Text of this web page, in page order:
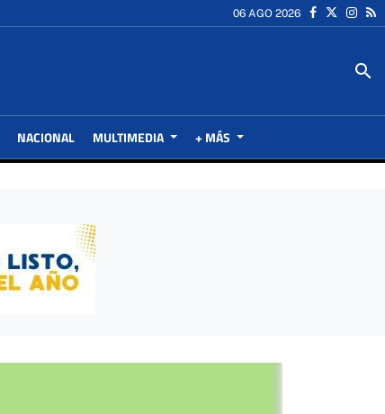
06 AGO 2026
search
NACIONAL MULTIMEDIA + MÁS